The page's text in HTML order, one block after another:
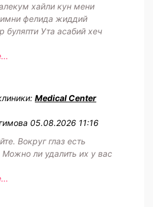
хайли кун мени
фелида жиддий
буляпти Ута асабий хеч
Medical Center
05.08.2026 11:16
Вокруг глаз есть
ли удалить их у вас